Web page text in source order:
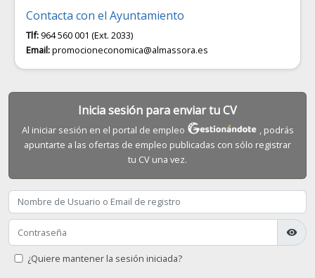
Contacta con el Ayuntamiento
Tlf: 964 560 001 (Ext. 2033)
Email:promocioneconomica@almassora.es
Inicia sesión para enviar tu CV
Al iniciar sesión en el portal de empleo
, podrás
apuntarte a las ofertas de empleo publicadas con sólo registrar
tu CV una vez.
visibility
¿Quiere mantener la sesión iniciada?